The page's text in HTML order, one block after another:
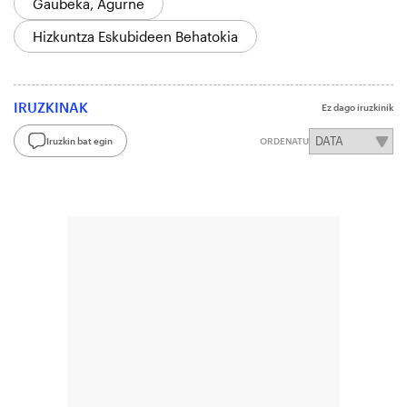
Gaubeka, Agurne
Hizkuntza Eskubideen Behatokia
IRUZKINAK Ez dago iruzkinik
Iruzkin bat egin ORDENATU